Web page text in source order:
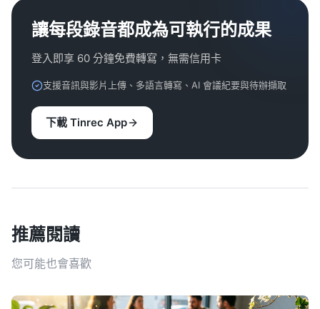
讓每段錄音都成為可執行的成果
登入即享 60 分鐘免費轉寫，無需信用卡
支援音訊與影片上傳、多語言轉寫、AI 會議紀要與待辦擷取
下載 Tinrec App
推薦閱讀
您可能也會喜歡